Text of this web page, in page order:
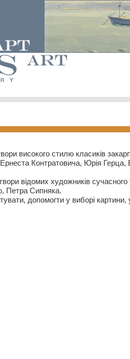
високого стилю класиків
Контратовича, Юрія
відомих художників
Петра Сипняка.
допомогти у виборі картини,